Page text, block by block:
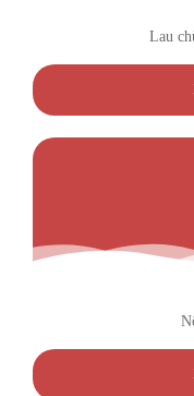
Lau